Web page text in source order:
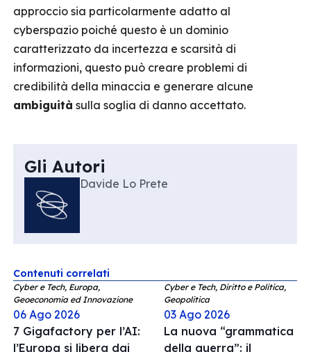
approccio sia particolarmente adatto al
cyberspazio poiché questo è un dominio
caratterizzato da incertezza e scarsità di
informazioni, questo può creare problemi di
credibilità della minaccia e generare alcune
ambiguità sulla soglia di danno accettato.
Gli Autori
Davide Lo Prete
Contenuti correlati
Cyber e Tech, Europa,
Geoeconomia ed Innovazione
06 Ago 2026
7 Gigafactory per l’AI:
l’Europa si libera dai
Cyber e Tech, Diritto e Politica,
Geopolitica
03 Ago 2026
La nuova “grammatica
della guerra”: il